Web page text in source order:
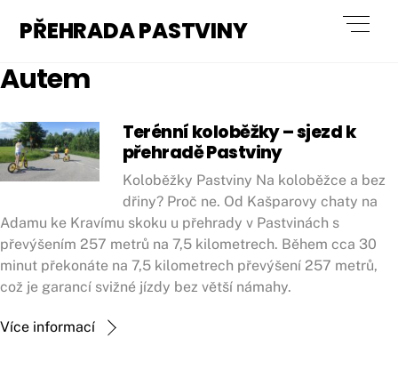
PŘEHRADA PASTVINY
Autem
Terénní koloběžky – sjezd k
přehradě Pastviny
Koloběžky Pastviny Na koloběžce a bez
dřiny? Proč ne. Od Kašparovy chaty na
Adamu ke Kravímu skoku u přehrady v Pastvinách s
převýšením 257 metrů na 7,5 kilometrech. Během cca 30
minut překonáte na 7,5 kilometrech převýšení 257 metrů,
což je garancí svižné jízdy bez větší námahy.
Více informací